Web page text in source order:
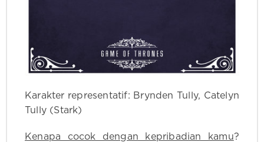
Karakter representatif: Brynden Tully, Catelyn
Tully (Stark)
Kenapa cocok dengan kepribadian kamu?